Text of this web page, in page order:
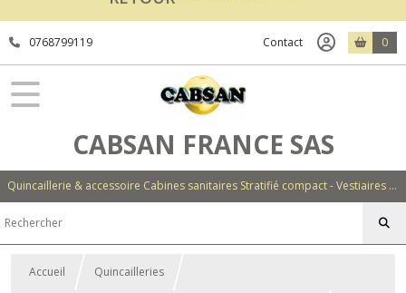
0768799119 Contact 0
CABSAN FRANCE SAS
Quincaillerie & accessoire Cabines sanitaires Stratifié compact - Vestiaires - Casiers - Bancs - Equipements - Collectivités - Hôtellerie
Accueil Quincailleries